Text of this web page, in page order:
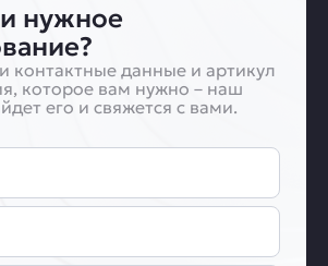
нужное
контактные данные и артикул
которое вам нужно – наш
его и свяжется с вами.